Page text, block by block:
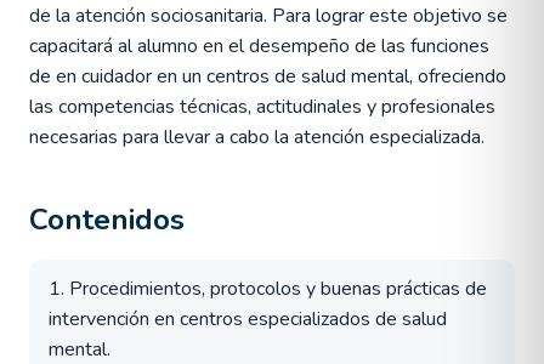
de la atención sociosanitaria. Para lograr este objetivo se
capacitará al alumno en el desempeño de las funciones
de en cuidador en un centros de salud mental, ofreciendo
las competencias técnicas, actitudinales y profesionales
necesarias para llevar a cabo la atención especializada.
Contenidos
1. Procedimientos, protocolos y buenas prácticas de
intervención en centros especializados de salud
mental.